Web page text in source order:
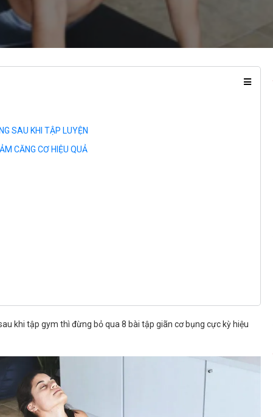
SAU KHI TẬP LUYỆN
CĂNG CƠ HIỆU QUẢ
khi tập gym thì đừng bỏ qua 8 bài tập giãn cơ bụng cực kỳ hiệu